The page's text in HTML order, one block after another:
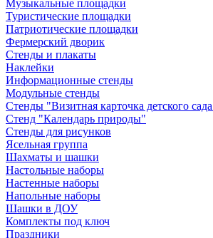
Музыкальные площадки
Туристические площадки
Патриотические площадки
Фермерский дворик
Стенды и плакаты
Наклейки
Информационные стенды
Модульные стенды
Стенды "Визитная карточка детского
Стенд "Календарь природы"
Стенды для рисунков
Ясельная группа
Шахматы и шашки
Настольные наборы
Настенные наборы
Напольные наборы
Шашки в ДОУ
Комплекты под ключ
Праздники